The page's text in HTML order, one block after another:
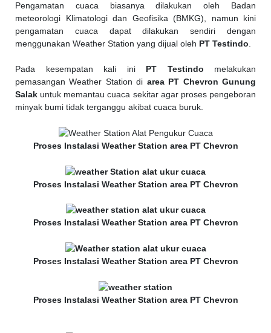
Pengamatan cuaca biasanya dilakukan oleh Badan
meteorologi Klimatologi dan Geofisika (BMKG), namun kini
pengamatan cuaca dapat dilakukan sendiri dengan
menggunakan Weather Station yang dijual oleh PT Testindo
Pada kesempatan kali ini PT Testindo melakukan
pemasangan Weather Station di area PT Chevron Gunung
Salak untuk memantau cuaca sekitar agar proses pengeboran
minyak bumi tidak terganggu akibat cuaca buruk.
Proses Instalasi Weather Station area PT Chevron
Proses Instalasi Weather Station area PT Chevron
Proses Instalasi Weather Station area PT Chevron
Proses Instalasi Weather Station area PT Chevron
Proses Instalasi Weather Station area PT Chevron